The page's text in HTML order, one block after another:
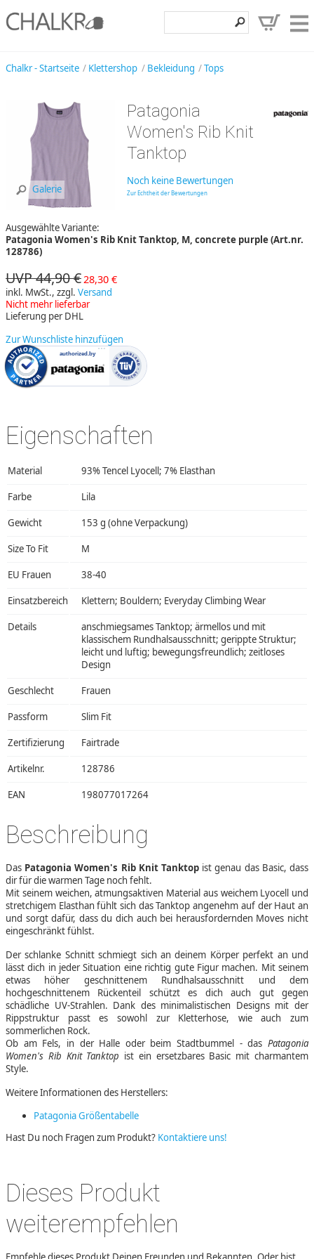
Entdecken
Hilfe, Kontakt
Chalkr - Startseite Klettershop Bekleidung Tops
Galerie
Patagonia
Women's Rib Knit
Tanktop
Noch keine Bewertungen
Zur Echtheit der Bewertungen
Ausgewählte Variante:
Patagonia Women's Rib Knit Tanktop, M, concrete purple (Art.nr.
128786)
UVP 44,90 € 28,30 €
inkl. MwSt., zzgl. Versand
Nicht mehr lieferbar
Lieferung per DHL
Zur Wunschliste hinzufügen
Eigenschaften
Material 93% Tencel Lyocell; 7% Elasthan
Farbe Lila
Gewicht 153 g (ohne Verpackung)
Size To Fit M
EU Frauen 38-40
Einsatzbereich Klettern; Bouldern; Everyday Climbing Wear
Details
anschmiegsames Tanktop; ärmellos und mit
klassischem Rundhalsausschnitt; gerippte Struktur;
leicht und luftig; bewegungsfreundlich; zeitloses
Design
Geschlecht Frauen
Passform Slim Fit
Zertifizierung Fairtrade
Artikelnr. 128786
EAN 198077017264
Beschreibung
Das Patagonia Women's Rib Knit Tanktop ist genau das Basic, dass
dir für die warmen Tage noch fehlt.
Mit seinem weichen, atmungsaktiven Material aus weichem Lyocell und
stretchigem Elasthan fühlt sich das Tanktop angenehm auf der Haut an
und sorgt dafür, dass du dich auch bei herausfordernden Moves nicht
eingeschränkt fühlst.
Der schlanke Schnitt schmiegt sich an deinem Körper perfekt an und
lässt dich in jeder Situation eine richtig gute Figur machen. Mit seinem
etwas höher geschnittenem Rundhalsausschnitt und dem
hochgeschnittenem Rückenteil schützt es dich auch gut gegen
schädliche UV-Strahlen. Dank des minimalistischen Designs mit der
Rippstruktur passt es sowohl zur Kletterhose, wie auch zum
sommerlichen Rock.
Ob am Fels, in der Halle oder beim Stadtbummel - das Patagonia
Women's Rib Knit Tanktop ist ein ersetzbares Basic mit charmantem
Style.
Weitere Informationen des Herstellers:
Patagonia Größentabelle
Hast Du noch Fragen zum Produkt? Kontaktiere uns!
Dieses Produkt
weiterempfehlen